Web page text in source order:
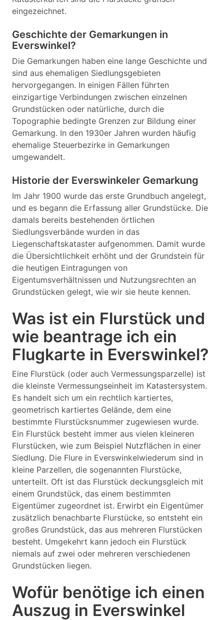
eingezeichnet.
Geschichte der Gemarkungen in
Everswinkel?
Die Gemarkungen haben eine lange Geschichte und
sind aus ehemaligen Siedlungsgebieten
hervorgegangen. In einigen Fällen führten
einzigartige Verbindungen zwischen einzelnen
Grundstücken oder natürliche, durch die
Topographie bedingte Grenzen zur Bildung einer
Gemarkung. In den 1930er Jahren wurden häufig
ehemalige Steuerbezirke in Gemarkungen
umgewandelt.
Historie der Everswinkeler Gemarkung
Im Jahr 1900 wurde das erste Grundbuch angelegt,
und es begann die Erfassung aller Grundstücke. Die
damals bereits bestehenden örtlichen
Siedlungsverbände wurden in das
Liegenschaftskataster aufgenommen. Damit wurde
die Übersichtlichkeit erhöht und der Grundstein für
die heutigen Eintragungen von
Eigentumsverhältnissen und Nutzungsrechten an
Grundstücken gelegt, wie wir sie heute kennen.
Was ist ein Flurstück und
wie beantrage ich ein
Flugkarte in Everswinkel?
Eine Flurstück (oder auch Vermessungsparzelle) ist
die kleinste Vermessungseinheit im Katastersystem.
Es handelt sich um ein rechtlich kartiertes,
geometrisch kartiertes Gelände, dem eine
bestimmte Flurstücksnummer zugewiesen wurde.
Ein Flurstück besteht immer aus vielen kleineren
Flurstücken, wie zum Beispiel Nutzflächen in einer
Siedlung. Die Flure in Everswinkelwiederum sind in
kleine Parzellen, die sogenannten Flurstücke,
unterteilt. Oft ist das Flurstück deckungsgleich mit
einem Grundstück, das einem bestimmten
Eigentümer zugeordnet ist. Erwirbt ein Eigentümer
zusätzlich benachbarte Flurstücke, so entsteht ein
großes Grundstück, das aus mehreren Flurstücken
besteht. Umgekehrt kann jedoch ein Flurstück
niemals auf zwei oder mehreren verschiedenen
Grundstücken liegen.
Wofür benötige ich einen
Auszug in Everswinkel